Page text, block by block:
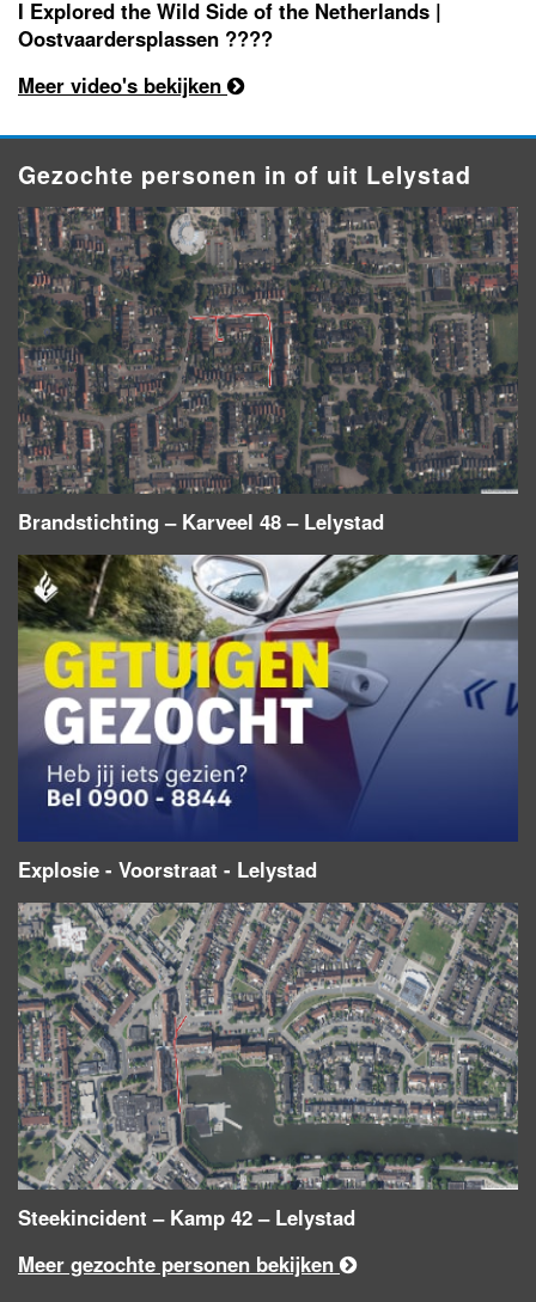
I Explored the Wild Side of the Netherlands |
Oostvaardersplassen ????
Meer video's bekijken
Gezochte personen in of uit Lelystad
Brandstichting – Karveel 48 – Lelystad
Explosie - Voorstraat - Lelystad
Steekincident – Kamp 42 – Lelystad
Meer gezochte personen bekijken